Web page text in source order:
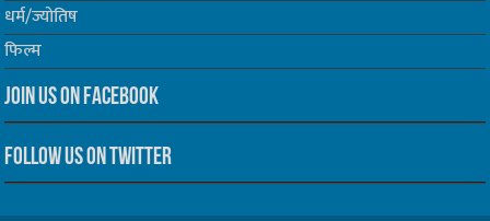
धर्म/ज्योतिष
फिल्म
Join us on Facebook
Follow us on Twitter